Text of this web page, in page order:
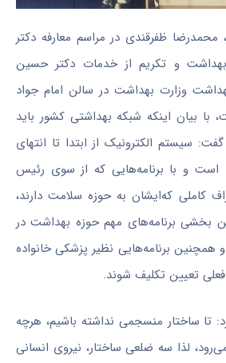
محمدرضا ظفرقندی در مراسم معارفه دکتر
و تکریم از خدمات دکتر حسین
وزارت بهداشت در سالن امام جواد
با بیان اینکه شبکه بهداشتی کشور باید
سیستم الکترونیک از ابتدا تا انتهای
است و با برنامه‌هایی که از سوی رئیس
کاملی که‌ایشان به حوزه سلامت دارند،
بخشی برنامه‌های مهم حوزه بهداشت در
برنامه‌هایی نظیر پزشکی خانواده
تعیین تکلیف شوند.
تا ساختار منسجمی نداشته باشیم، هرچه
لذا سه ضلعی ساختار، نیروی انسانی